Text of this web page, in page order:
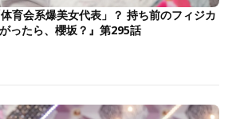
育会系爆美女代表」？ 持ち前のフィジカ
ったら、櫻坂？』第295話